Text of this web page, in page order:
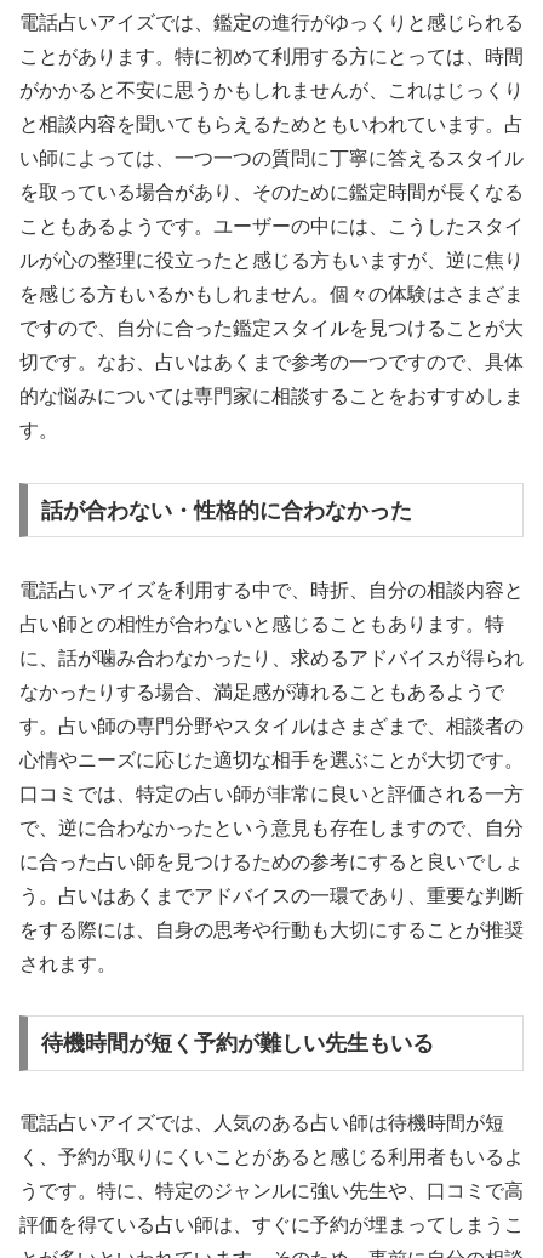
電話占いアイズでは、鑑定の進行がゆっくりと感じられる
ことがあります。特に初めて利用する方にとっては、時間
がかかると不安に思うかもしれませんが、これはじっくり
と相談内容を聞いてもらえるためともいわれています。占
い師によっては、一つ一つの質問に丁寧に答えるスタイル
を取っている場合があり、そのために鑑定時間が長くなる
こともあるようです。ユーザーの中には、こうしたスタイ
ルが心の整理に役立ったと感じる方もいますが、逆に焦り
を感じる方もいるかもしれません。個々の体験はさまざま
ですので、自分に合った鑑定スタイルを見つけることが大
切です。なお、占いはあくまで参考の一つですので、具体
的な悩みについては専門家に相談することをおすすめしま
す。
話が合わない・性格的に合わなかった
電話占いアイズを利用する中で、時折、自分の相談内容と
占い師との相性が合わないと感じることもあります。特
に、話が噛み合わなかったり、求めるアドバイスが得られ
なかったりする場合、満足感が薄れることもあるようで
す。占い師の専門分野やスタイルはさまざまで、相談者の
心情やニーズに応じた適切な相手を選ぶことが大切です。
口コミでは、特定の占い師が非常に良いと評価される一方
で、逆に合わなかったという意見も存在しますので、自分
に合った占い師を見つけるための参考にすると良いでしょ
う。占いはあくまでアドバイスの一環であり、重要な判断
をする際には、自身の思考や行動も大切にすることが推奨
されます。
待機時間が短く予約が難しい先生もいる
電話占いアイズでは、人気のある占い師は待機時間が短
く、予約が取りにくいことがあると感じる利用者もいるよ
うです。特に、特定のジャンルに強い先生や、口コミで高
評価を得ている占い師は、すぐに予約が埋まってしまうこ